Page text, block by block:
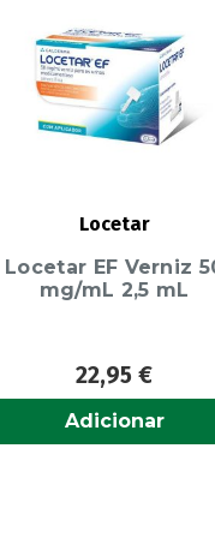
Locetar
Locetar EF Verniz
mg/mL 2,5 mL
22,95€
Adicionar